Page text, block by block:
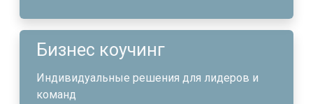
Бизнес коучинг
Индивидуальные решения для лидеров и
команд